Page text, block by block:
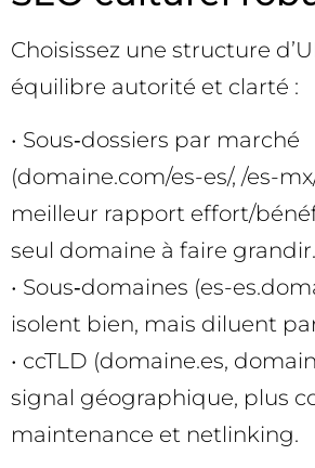
Choisissez une structure
équilibre autorité et clarté :
• Sous‑dossiers par marché
(domaine.com/es-es/, /es-
meilleur rapport effort/
seul domaine à faire grandir.
• Sous‑domaines (es-
isolent bien, mais diluent
• ccTLD (domaine.es,
signal géographique, plus
maintenance et netlinking.